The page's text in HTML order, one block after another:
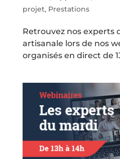
projet, Prestations
Retrouvez nos experts
artisanale lors de nos
organisés en direct de